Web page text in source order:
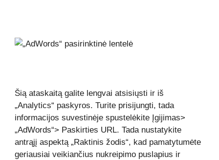
Šią ataskaitą galite lengvai atsisiųsti ir iš
„Analytics“ paskyros. Turite prisijungti, tada
informacijos suvestinėje spustelėkite Įgijimas>
„AdWords“> Paskirties URL. Tada nustatykite
antrąjį aspektą „Raktinis žodis“, kad pamatytumėte
geriausiai veikiančius nukreipimo puslapius ir